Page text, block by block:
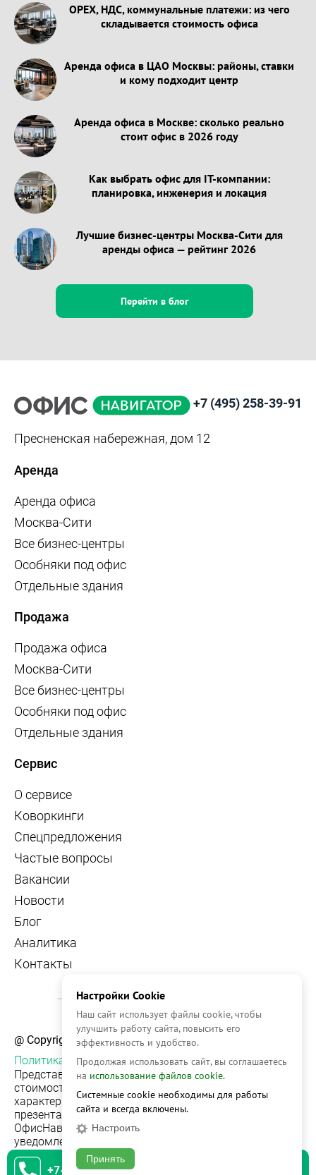
OPEX, НДС, коммунальные платежи: из чего
складывается стоимость офиса
Аренда офиса в ЦАО Москвы: районы, ставки
и кому подходит центр
Аренда офиса в Москве: сколько реально
стоит офис в 2026 году
Как выбрать офис для IT-компании:
планировка, инженерия и локация
Лучшие бизнес-центры Москва-Сити для
аренды офиса — рейтинг 2026
Перейти в блог
+7 (495) 258-39-91
Пресненская набережная, дом 12
Аренда
Аренда офиса
Москва-Сити
Все бизнес-центры
Особняки под офис
Отдельные здания
Продажа
Продажа офиса
Москва-Сити
Все бизнес-центры
Особняки под офис
Отдельные здания
Сервис
О сервисе
Коворкинги
Спецпредложения
Частые вопросы
Вакансии
Новости
Блог
Аналитика
Контакты
@ Copyright, 2026 OFFICE NAVIGATOR
Политика конфиденциальности
Представленная на сайте информация, в т.ч.
стоимости объектов, носит информационный
характер и не является публичной офертой. Условия
презентации объекта недвижимости на сервисе
ОфисНавигатор могут быть изменены без
уведомления.
+74951542930
Настройки Cookie
Наш сайт использует файлы cookie, чтобы
улучшить работу сайта, повысить его
эффективность и удобство.
Продолжая использовать сайт, вы соглашаетесь
на использование файлов cookie.
Системные cookie необходимы для работы
сайта и всегда включены.
Настроить
Принять